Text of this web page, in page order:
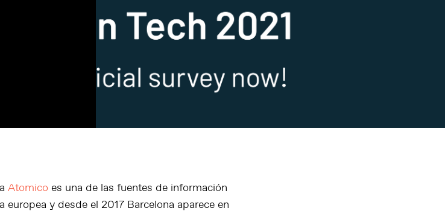
Atomico es una de las fuentes de información
y desde el 2017 Barcelona aparece en